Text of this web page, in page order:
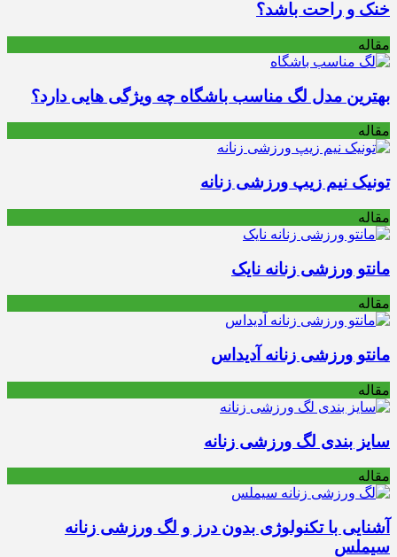
خنک و راحت باشد؟
مقاله
بهترین مدل لگ مناسب باشگاه چه ویژگی هایی دارد؟
مقاله
تونیک نیم زیپ ورزشی زنانه
مقاله
مانتو ورزشی زنانه نایک
مقاله
مانتو ورزشی زنانه آدیداس
مقاله
سایز بندی لگ ورزشی زنانه
مقاله
آشنایی با تکنولوژی بدون درز و لگ ورزشی زنانه
سیملس